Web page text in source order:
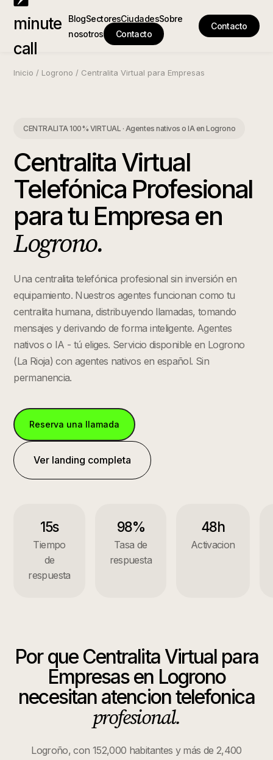
minute
call
BlogSectoresCiudadesSobre
nosotros
Contacto
Contacto
Inicio / Logrono / Centralita Virtual para Empresas
CENTRALITA 100% VIRTUAL · Agentes nativos o IAenLogrono
Centralita Virtual
Telefónica Profesional
para tu Empresa en
Logrono.
Una centralita telefónica profesional sin inversión en
equipamiento. Nuestros agentes funcionan como tu
centralita humana, distribuyendo llamadas, tomando
mensajes y derivando de forma inteligente. Agentes
nativos o IA - tú eliges. Servicio disponible en Logrono
(La Rioja) con agentes nativos en español. Sin
permanencia.
Reserva una llamada
Ver landing completa
15s
Tiempo
de
respuesta
98%
Tasa de
respuesta
48h
Activacion
Por que Centralita Virtual para
Empresasen Logrono
necesitan atencion telefonica
profesional.
Logroño, con 152,000 habitantes y más de 2,400